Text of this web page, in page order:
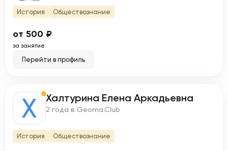
История Обществознание
от 500 ₽
за занятие
Перейти в профиль
Х Халтурина Елена Аркадьевна
2 года в Geoma.Club
История Обществознание